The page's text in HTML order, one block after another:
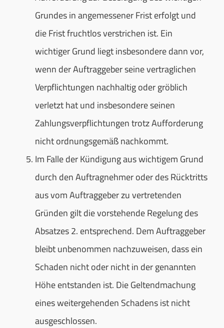
Grundes in angemessener Frist erfolgt und
die Frist fruchtlos verstrichen ist. Ein
wichtiger Grund liegt insbesondere dann vor,
wenn der Auftraggeber seine vertraglichen
Verpflichtungen nachhaltig oder gröblich
verletzt hat und insbesondere seinen
Zahlungsverpflichtungen trotz Aufforderung
nicht ordnungsgemäß nachkommt.
Im Falle der Kündigung aus wichtigem Grund
durch den Auftragnehmer oder des Rücktritts
aus vom Auftraggeber zu vertretenden
Gründen gilt die vorstehende Regelung des
Absatzes 2. entsprechend. Dem Auftraggeber
bleibt unbenommen nachzuweisen, dass ein
Schaden nicht oder nicht in der genannten
Höhe entstanden ist. Die Geltendmachung
eines weitergehenden Schadens ist nicht
ausgeschlossen.